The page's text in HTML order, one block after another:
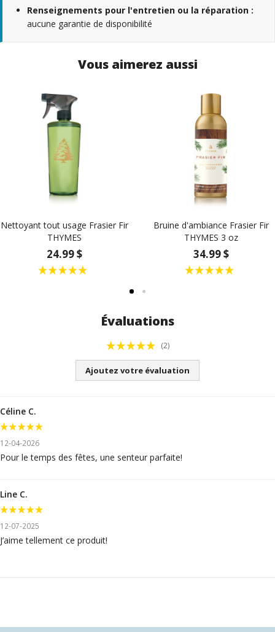
Renseignements pour l'entretien ou la réparation :
aucune garantie de disponibilité
Vous aimerez aussi
Nettoyant tout usage Frasier Fir
THYMES
24.99 $
Bruine d'ambiance Frasier Fir
THYMES 3 oz
34.99 $
Évaluations
(2)
Ajoutez votre évaluation
Céline C.
12-04-2026
Pour le temps des fêtes, une senteur parfaite!
Line C.
12-07-2025
J’aime tellement ce produit!